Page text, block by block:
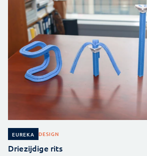
EUREKA DESIGN
Driezijdige rits